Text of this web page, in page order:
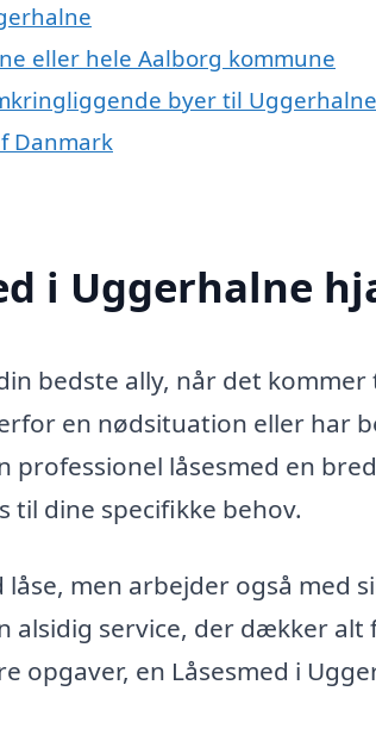
eller hele Aalborg kommune
byer til
Danmark
i Uggerhalne
bedste ally, når det kommer
en nødsituation eller har
låsesmed en
til dine specifikke behov.
men arbejder også med
alsidig service, der dækker alt
en Låsesmed i